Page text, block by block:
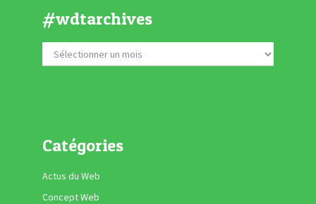
#wdtarchives
Catégories
Actus du Web
Concept Web